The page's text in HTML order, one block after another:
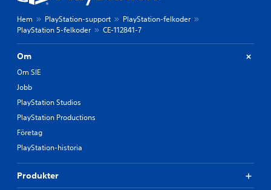
Hem PlayStation-support
PlayStation-felkoder
PlayStation 5-felkoder
CE-112841-7
Om
Om SIE
Jobb
PlayStation Studios
PlayStation Productions
Företag
PlayStation-historia
Produkter